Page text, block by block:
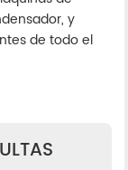
y
de todo el